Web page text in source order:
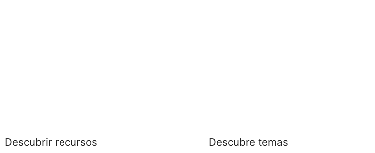
Descubrir recursos Descubre temas